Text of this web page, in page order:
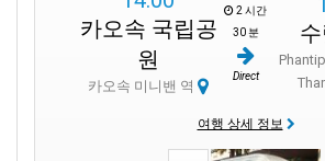
카오속 국립공
원
카오속 미니밴 역
2 시간
30 분
Direct
여행 상세 정보